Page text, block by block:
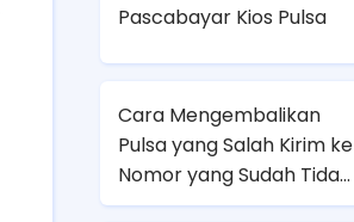
Pascabayar Kios Pulsa
Cara Mengembalikan
Pulsa yang Salah Kirim ke
Nomor yang Sudah Tidak
Aktif